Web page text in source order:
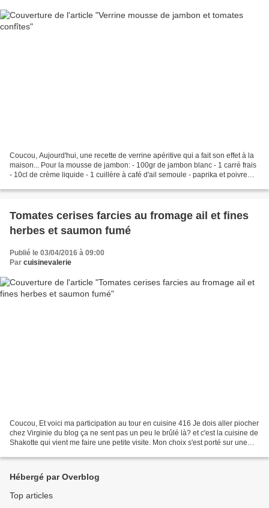
Coucou, Aujourd'hui, une recette de verrine apéritive qui a fait son effet à la
maison... Pour la mousse de jambon: - 100gr de jambon blanc - 1 carré frais
- 10cl de crème liquide - 1 cuillère à café d'ail semoule - paprika et poivre
Tomates cerises farcies au fromage ail et fines
herbes et saumon fumé
Publié le 03/04/2016 à 09:00
Par cuisinevalerie
Coucou, Et voici ma participation au tour en cuisine 416 Je dois aller piocher
chez Virginie du blog ça ne sent pas un peu le brûlé là? et c'est la cuisine de
Shakotte qui vient me faire une petite visite. Mon choix s'est porté sur une
Hébergé par Overblog
Top articles